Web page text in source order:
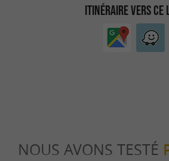
ITINÉRAIRE VERS CE
NOUS AVONS TESTÉ